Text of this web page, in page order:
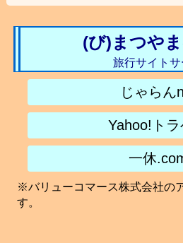
(び)まつや
旅行サイトサ
じゃらん
Yahoo!ト
一休
※バリューコマース株式会社の
す。